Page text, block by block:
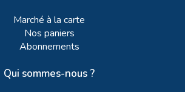
Marché à la carte
Nos paniers
Abonnements
Qui sommes-nous ?